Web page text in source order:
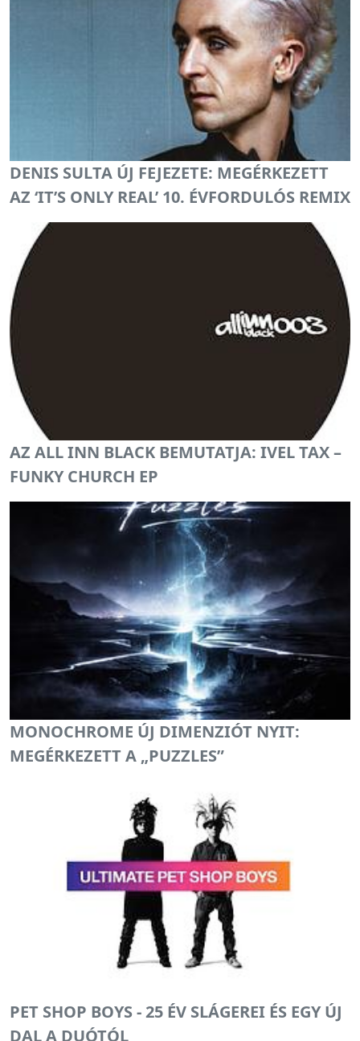
DENIS SULTA ÚJ FEJEZETE: MEGÉRKEZETT
AZ ‘IT’S ONLY REAL’ 10. ÉVFORDULÓS REMIX
AZ ALL INN BLACK BEMUTATJA: IVEL TAX –
FUNKY CHURCH EP
MONOCHROME ÚJ DIMENZIÓT NYIT:
MEGÉRKEZETT A „PUZZLES”
PET SHOP BOYS - 25 ÉV SLÁGEREI ÉS EGY ÚJ
DAL A DUÓTÓL